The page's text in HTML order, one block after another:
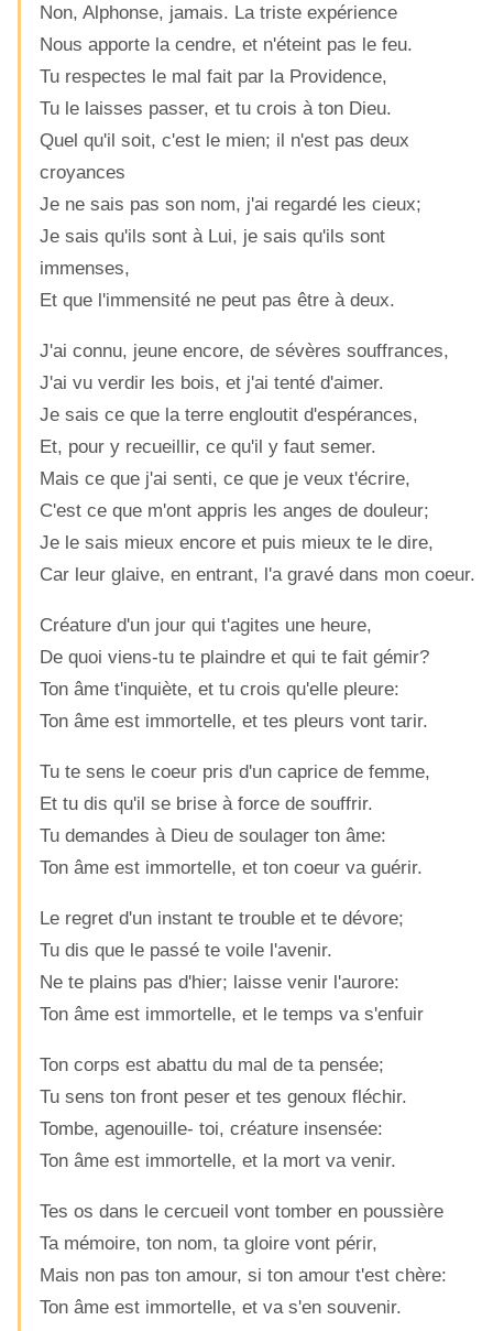
Non, Alphonse, jamais. La triste expérience
Nous apporte la cendre, et n'éteint pas le feu.
Tu respectes le mal fait par la Providence,
Tu le laisses passer, et tu crois à ton Dieu.
Quel qu'il soit, c'est le mien; il n'est pas deux
croyances
Je ne sais pas son nom, j'ai regardé les cieux;
Je sais qu'ils sont à Lui, je sais qu'ils sont
immenses,
Et que l'immensité ne peut pas être à deux.
J'ai connu, jeune encore, de sévères souffrances,
J'ai vu verdir les bois, et j'ai tenté d'aimer.
Je sais ce que la terre engloutit d'espérances,
Et, pour y recueillir, ce qu'il y faut semer.
Mais ce que j'ai senti, ce que je veux t'écrire,
C'est ce que m'ont appris les anges de douleur;
Je le sais mieux encore et puis mieux te le dire,
Car leur glaive, en entrant, l'a gravé dans mon coeur.
Créature d'un jour qui t'agites une heure,
De quoi viens-tu te plaindre et qui te fait gémir?
Ton âme t'inquiète, et tu crois qu'elle pleure:
Ton âme est immortelle, et tes pleurs vont tarir.
Tu te sens le coeur pris d'un caprice de femme,
Et tu dis qu'il se brise à force de souffrir.
Tu demandes à Dieu de soulager ton âme:
Ton âme est immortelle, et ton coeur va guérir.
Le regret d'un instant te trouble et te dévore;
Tu dis que le passé te voile l'avenir.
Ne te plains pas d'hier; laisse venir l'aurore:
Ton âme est immortelle, et le temps va s'enfuir
Ton corps est abattu du mal de ta pensée;
Tu sens ton front peser et tes genoux fléchir.
Tombe, agenouille- toi, créature insensée:
Ton âme est immortelle, et la mort va venir.
Tes os dans le cercueil vont tomber en poussière
Ta mémoire, ton nom, ta gloire vont périr,
Mais non pas ton amour, si ton amour t'est chère:
Ton âme est immortelle, et va s'en souvenir.